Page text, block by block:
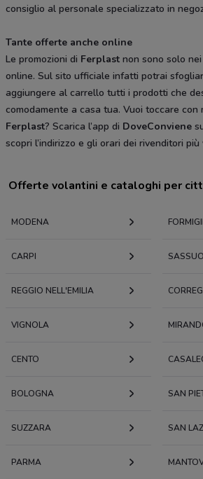
consiglio al personale specializzato in
Tante offerte anche online
Le promozioni di Ferplast non sono solo
online. Sul sito ufficiale infatti potrai
aggiungere al carrello tutti i prodotti che
comodamente a casa tua. Vuoi toccare con
Ferplast? Scarica l’app di DoveConviene
scopri l’indirizzo e gli orari dei rivenditori più
Offerte volantini e cataloghi per
MODENA
CARPI
REGGIO NELL'EMILIA
VIGNOLA
CENTO
BOLOGNA SAN
SUZZARA SAN
PARMA